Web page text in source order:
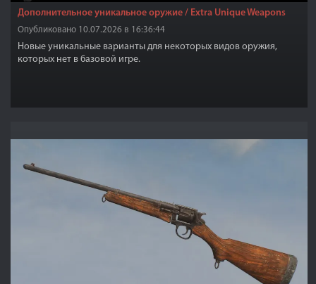
Дополнительное уникальное оружие / Extra Unique Weapons
Опубликовано 10.07.2026 в 16:36:44
Новые уникальные варианты для некоторых видов оружия,
которых нет в базовой игре.